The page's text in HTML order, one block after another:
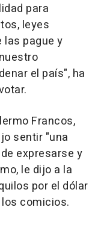
para
leyes
las pague y
el país", ha
Francos,
sentir "una
expresarse y
le dijo a la
por el dólar
comicios.